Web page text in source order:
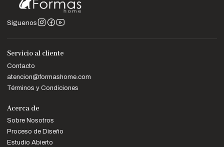
Síguenos
Servicio al cliente
Contacto
atencion@formashome.com
Términos y Condiciones
Acerca de
Sobre Nosotros
Proceso de Diseño
Estudio Abierto